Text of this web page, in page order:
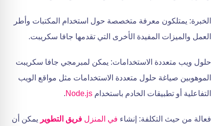
الخبرة: يمتلكون معرفة متخصصة حول استخدام المكتبات وأطر
العمل والميزات المفيدة الأخرى التي تقدمها جافا سكريبت.
حلول ويب متعددة الاستخدامات: يمكن لمبرمجي جافا سكريبت
الموهوبين صياغة حلول متعددة الاستخدامات مثل مواقع الويب
التفاعلية أو تطبيقات الخادم باستخدام Node.js
.
فعالة من حيث التكلفة: إنشاء في المنزل فريق التطوير يمكن أن